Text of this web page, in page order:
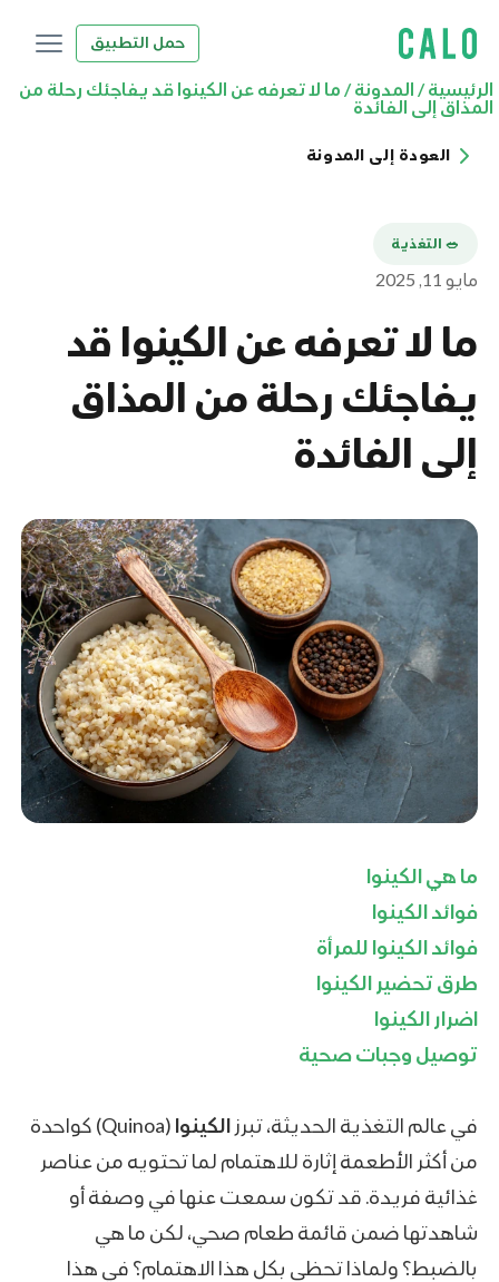
حمل التطبيق
الرئيسية/ المدونة/ ما لا تعرفه عن الكينوا قد يفاجئك رحلة من
المذاق إلى الفائدة
العودة إلى المدونة
🥗 التغذية
مايو 11, 2025
ما لا تعرفه عن الكينوا قد
يفاجئك رحلة من المذاق
إلى الفائدة
ما هي الكينوا
فوائد الكينوا
فوائد الكينوا للمرأة
طرق تحضير الكينوا
اضرار الكينوا
توصيل وجبات صحية
في عالم التغذية الحديثة، تبرز الكينوا
(Quinoa) كواحدة
من أكثر الأطعمة إثارة للاهتمام لما تحتويه من عناصر
غذائية فريدة. قد تكون سمعت عنها في وصفة أو
شاهدتها ضمن قائمة طعام صحي، لكن ما هي
بالضبط؟ ولماذا تحظى بكل هذا الاهتمام؟ في هذا